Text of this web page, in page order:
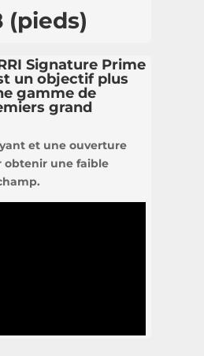
(pieds)
Signature Prime
un objectif plus
gamme de
grand
et une ouverture
obtenir une faible